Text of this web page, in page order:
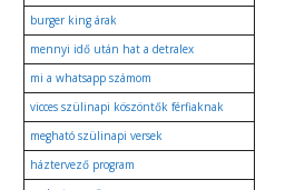
burger king árak
mennyi idő után hat a detralex
mi a whatsapp számom
vicces szülinapi köszöntők férfiaknak
megható szülinapi versek
háztervező program